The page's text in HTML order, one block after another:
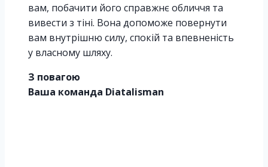
вам, побачити його справжнє обличчя та
вивести з тіні. Вона допоможе повернути
вам внутрішню силу, спокій та впевненість
у власному шляху.
З повагою
Ваша команда Diatalisman